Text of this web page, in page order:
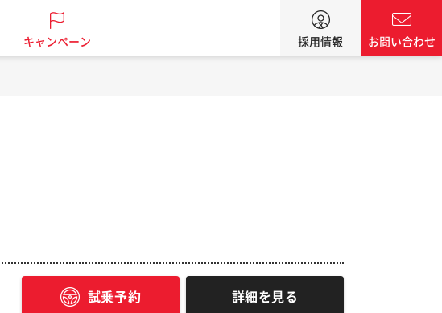
キャンペーン 採用情報 お問い合わせ
試乗予約 詳細を見る